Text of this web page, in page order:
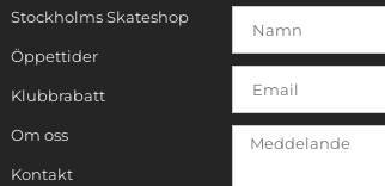
Stockholms Skateshop
Öppettider
Klubbrabatt
Om oss
Kontakt